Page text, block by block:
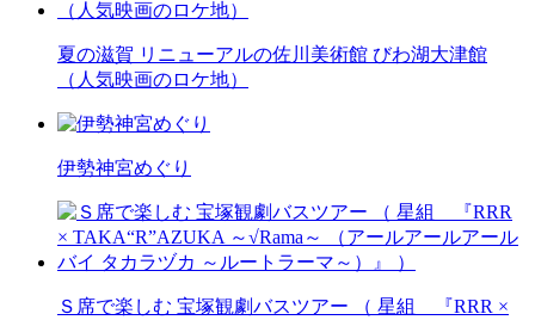
夏の滋賀 リニューアルの佐川美術館 びわ湖大津館
（人気映画のロケ地）
伊勢神宮めぐり
Ｓ席で楽しむ 宝塚観劇バスツアー （ 星組 『RRR ×